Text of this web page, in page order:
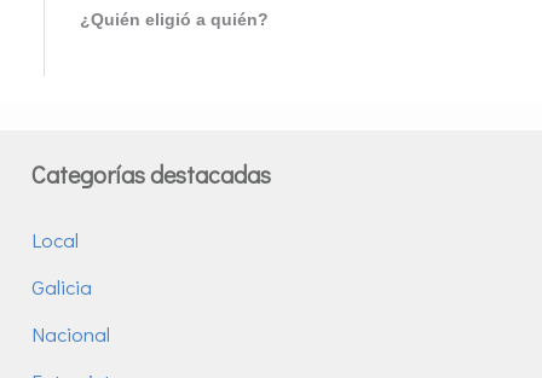
¿Quién eligió a quién?
Categorías destacadas
Local
Galicia
Nacional